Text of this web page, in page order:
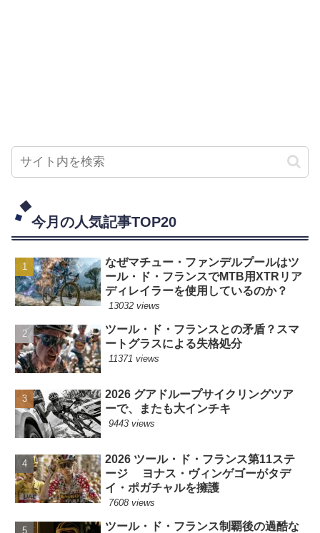
今月の人気記事TOP20
なぜマチュー・ファンデルプールはツ
ール・ド・フランスでMTB用XTRリア
ディレイラーを使用しているのか？
13032 views
ツール・ド・フランスとの矛盾？スマ
ートグラスによる失格処分
11371 views
2026 グアドループサイクリングツア
ーで、またも大インチキ
9443 views
2026 ツール・ド・フランス第11ステ
ージ ヨナス・ヴィンゲゴーがタデ
イ・ポガチャルを擁護
7608 views
ツール・ド・フランス制覇後の過酷な